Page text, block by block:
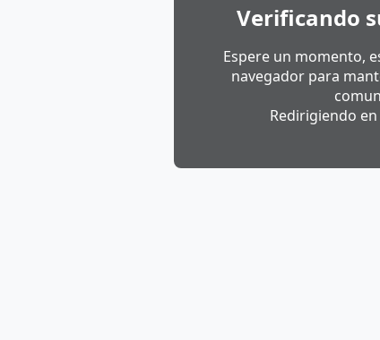
Verificando
Espere un momento,
navegador para
Redirigiendo en